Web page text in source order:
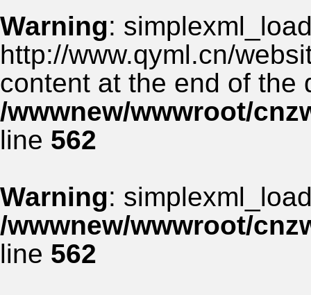
Warning:
http://www.qyml.cn/
content at the end of the
/wwwnew/wwwroot/
line 562
Warning:
/wwwnew/wwwroot/
line 562